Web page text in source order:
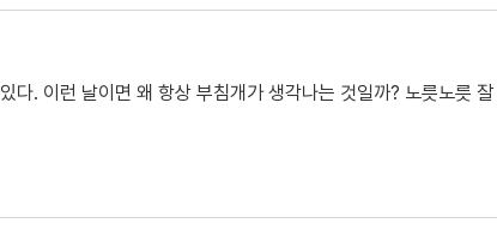
다. 이런 날이면 왜 항상 부침개가 생각나는 것일까? 노릇노릇